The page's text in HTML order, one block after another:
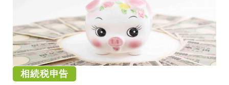
相続税申告